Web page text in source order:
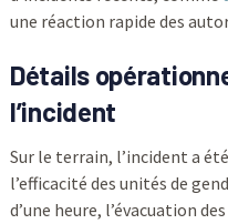
une réaction rapide des
Détails
l’incident
Sur le terrain, l’incident a
l’efficacité des unités de
d’une heure, l’évacuation